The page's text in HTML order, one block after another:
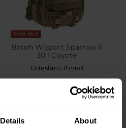
Details About
FINAL SALE
Batoh Wisport Sparrow II
30 l Coyote
Odeslání: Ihned